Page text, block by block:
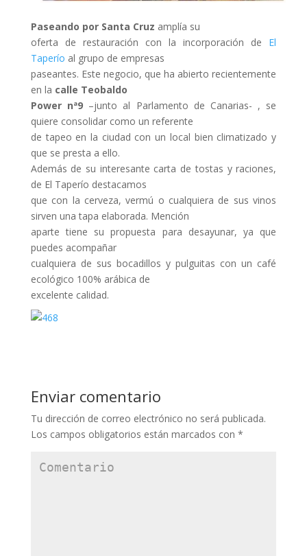
Paseando por Santa Cruz amplía su
oferta de restauración con la incorporación de El
Taperío al grupo de empresas
paseantes. Este negocio, que ha abierto recientemente
en la calle Teobaldo
Power nª9–junto al Parlamento de Canarias- , se
quiere consolidar como un referente
de tapeo en la ciudad con un local bien climatizado y
que se presta a ello.
Además de su interesante carta de tostas y raciones,
de El Taperío destacamos
que con la cerveza, vermú o cualquiera de sus vinos
sirven una tapa elaborada. Mención
aparte tiene su propuesta para desayunar, ya que
puedes acompañar
cualquiera de sus bocadillos y pulguitas con un café
ecológico 100% arábica de
excelente calidad.
Enviar comentario
Tu dirección de correo electrónico no será publicada.
Los campos obligatorios están marcados con *